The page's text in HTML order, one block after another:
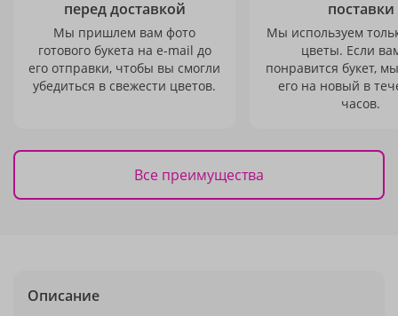
перед доставкой
Мы пришлем вам фото
готового букета на e-mail до
его отправки, чтобы вы смогли
убедиться в свежести цветов.
поставки
Мы используем
цветы. Если
понравится букет,
его на новый в
часов.
Все преимущества
Описание